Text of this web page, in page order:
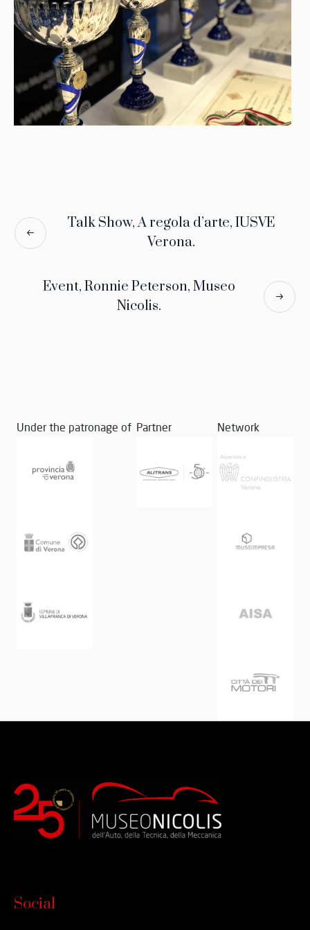
Talk Show, A regola d’arte, IUSVE
Verona.
Event, Ronnie Peterson, Museo
Nicolis.
Under the patronage of Partner Network
Social